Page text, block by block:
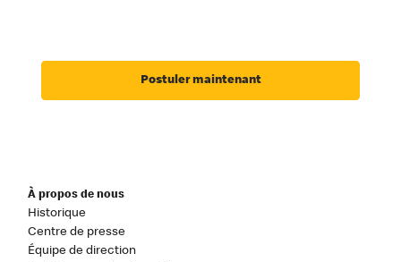
Postuler maintenant
À propos de nous
Historique
Centre de presse
Équipe de direction